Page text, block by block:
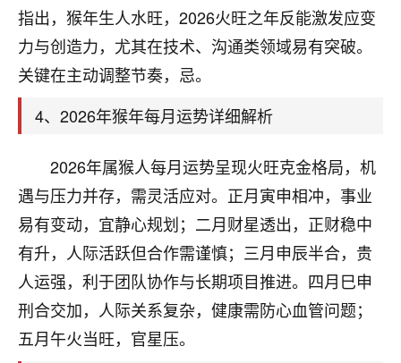
指出，猴年生人水旺，2026火旺之年反能激发应变
力与创造力，尤其在技术、沟通类领域易有突破。
关键在主动调整节奏，忌。
4、2026年猴年每月运势详细解析
2026年属猴人每月运势呈现火旺克金格局，机
遇与压力并存，需灵活应对。正月寅申相冲，事业
易有变动，宜静心规划；二月财星透出，正财稳中
有升，人际活跃但合作需谨慎；三月申辰半合，贵
人运强，利于团队协作与长期项目推进。四月巳申
刑合交加，人际关系复杂，健康需防心血管问题；
五月午火当旺，官星压。
2小时前 来自海南
梦醒时分
我女儿高二叛逆，大半年不上学，一说她就要死要活
师，一开始我是病急乱投医，这半年来，法事一个个
大学，只要能安安稳稳的把书读了，身体心理都健健
康康的我就很知足了！
鹿森 ：可怜天下父母心啊！
3小时前 来自河北 16
付深
我是公司人事调整，有升迁机会，但同时竞争的我们
三个，找老师的时候是抱着侥幸心理，没想到老师看